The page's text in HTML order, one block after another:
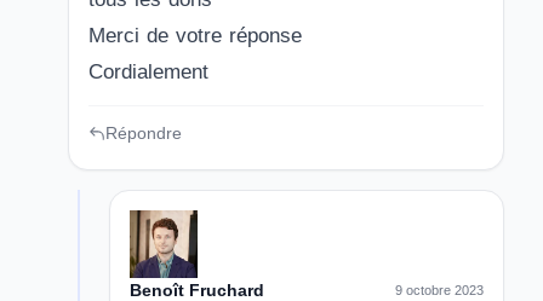
Merci de votre réponse
Cordialement
Répondre
Benoît Fruchard 9 octobre 2023